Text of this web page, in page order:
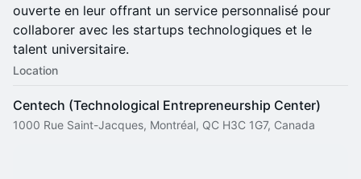
ouverte en leur offrant un service personnalisé pour
collaborer avec les startups technologiques et le
talent universitaire.
Location
Centech (Technological Entrepreneurship Center)
1000 Rue Saint-Jacques, Montréal, QC H3C 1G7, Canada